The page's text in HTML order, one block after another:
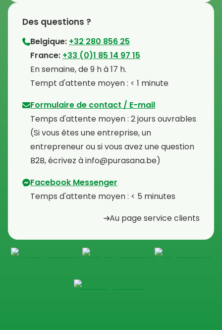
Des questions ?
Belgique: +32 280 856 25
⁠France: +33 (0)1 85 14 97 15
⁠En semaine, de 9 h à 17 h.
⁠Tempt d'attente moyen : < 1 minute
Formulaire de contact / E-mail
Temps d'attente moyen : 2 jours ouvrables
⁠(Si vous êtes une entreprise, un
entrepreneur ou si vous avez une question
B2B, écrivez à info@purasana.be)
Facebook Messenger
Temps d'attente moyen : < 5 minutes
Au page service clients